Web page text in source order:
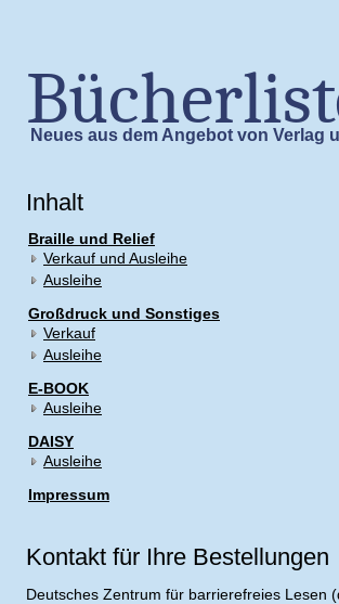
Neues aus dem Angebot von Verlag
Inhalt
Braille und Relief
Verkauf und Ausleihe
Ausleihe
Großdruck und Sonstiges
Verkauf
Ausleihe
E-BOOK
Ausleihe
DAISY
Ausleihe
Impressum
Kontakt für Ihre Bestellungen
Deutsches Zentrum für barrierefreies Lesen